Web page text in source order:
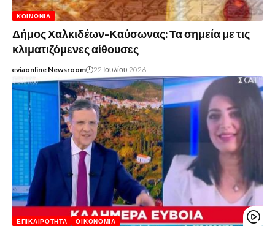
ΚΟΙΝΩΝΊΑ
Δήμος Χαλκιδέων-Καύσωνας: Τα σημεία με τις
κλιματιζόμενες αίθουσες
eviaonline Newsroom 22 Ιουλίου 2026
ΕΠΙΚΑΙΡΌΤΗΤΑ ΟΙΚΟΝΟΜΊΑ